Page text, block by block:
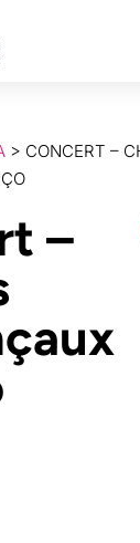
> CONCERT –
–